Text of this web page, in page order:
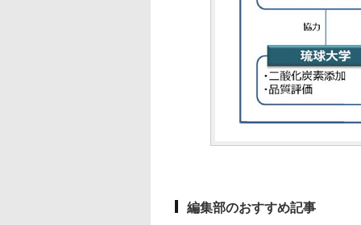
編集部のおすすめ記事